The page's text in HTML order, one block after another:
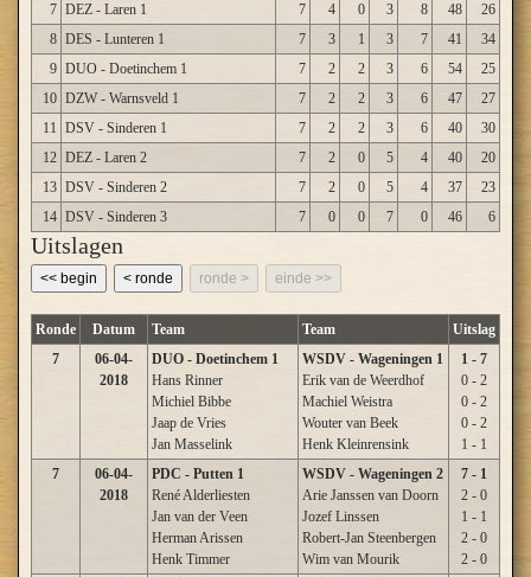
7 DEZ - Laren 1 7 4 0 3 8 48
26
8 DES - Lunteren 1 7 3 1 3 7 41
34
9 DUO - Doetinchem 1 7 2 2 3 6 54
25
10 DZW - Warnsveld 1 7 2 2 3 6 47
27
11 DSV - Sinderen 1 7 2 2 3 6 40
30
12 DEZ - Laren 2 7 2 0 5 4 40
20
13 DSV - Sinderen 2 7 2 0 5 4 37
23
14 DSV - Sinderen 3 7 0 0 7 0 46 6
Uitslagen
<< begin < ronde ronde > einde >>
Ronde Datum Team Team
Uitslag
7
06-04-
2018
DUO - Doetinchem 1
Hans Rinner
Michiel Bibbe
Jaap de Vries
Jan Masselink
WSDV - Wageningen 1
Erik van de Weerdhof
Machiel Weistra
Wouter van Beek
Henk Kleinrensink
1 - 7
0 - 2
0 - 2
0 - 2
1 - 1
7
06-04-
2018
PDC - Putten 1
René Alderliesten
Jan van der Veen
Herman Arissen
Henk Timmer
WSDV - Wageningen 2
Arie Janssen van Doorn
Jozef Linssen
Robert-Jan Steenbergen
Wim van Mourik
7 - 1
2 - 0
1 - 1
2 - 0
2 - 0